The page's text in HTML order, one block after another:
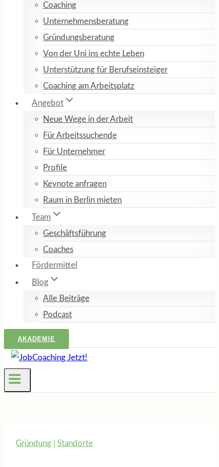
Coaching
Unternehmensberatung
Gründungsberatung
Von der Uni ins echte Leben
Unterstützung für Berufseinsteiger
Coaching am Arbeitsplatz
Angebot
Neue Wege in der Arbeit
Für Arbeitssuchende
Für Unternehmer
Profile
Keynote anfragen
Raum in Berlin mieten
Team
Geschäftsführung
Coaches
Fördermittel
Blog
Alle Beiträge
Podcast
AKADEMIE
Gründung Standorte